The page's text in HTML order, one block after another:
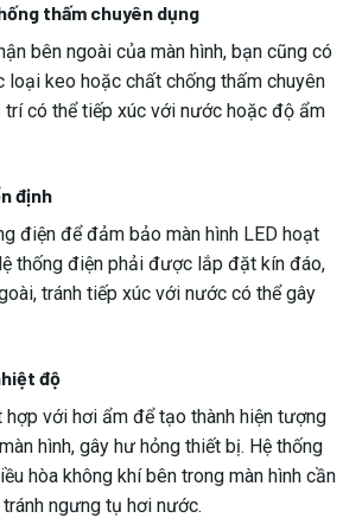
thấm chuyên dụng
bên ngoài của màn hình, bạn cũng có
loại keo hoặc chất chống thấm chuyên
trí có thể tiếp xúc với nước hoặc độ ẩm
định
điện để đảm bảo màn hình LED hoạt
thống điện phải được lắp đặt kín đáo,
tránh tiếp xúc với nước có thể gây
độ
hợp với hơi ẩm để tạo thành hiện tượng
hình, gây hư hỏng thiết bị. Hệ thống
hòa không khí bên trong màn hình cần
ngưng tụ hơi nước.